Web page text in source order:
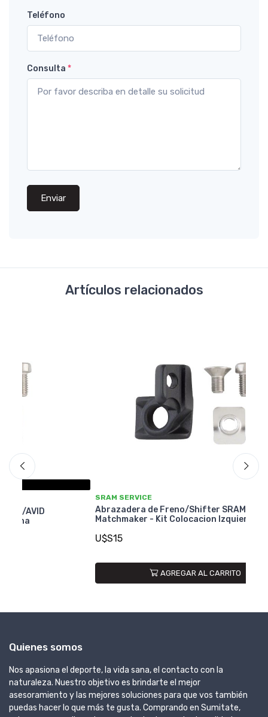
Teléfono
Consulta *
Enviar
Artículos relacionados
Abrazadera de Freno/Shifter SRAM/AVID
Matchmaker - Kit Colocacion Izquierda
AGREGAR AL CARRITO
Quienes somos
Nos apasiona el deporte, la vida sana, el contacto con la
naturaleza. Nuestro objetivo es brindarte el mejor
asesoramiento y las mejores soluciones para que vos también
puedas hacer lo que más te gusta. Comprando en Sumitate,